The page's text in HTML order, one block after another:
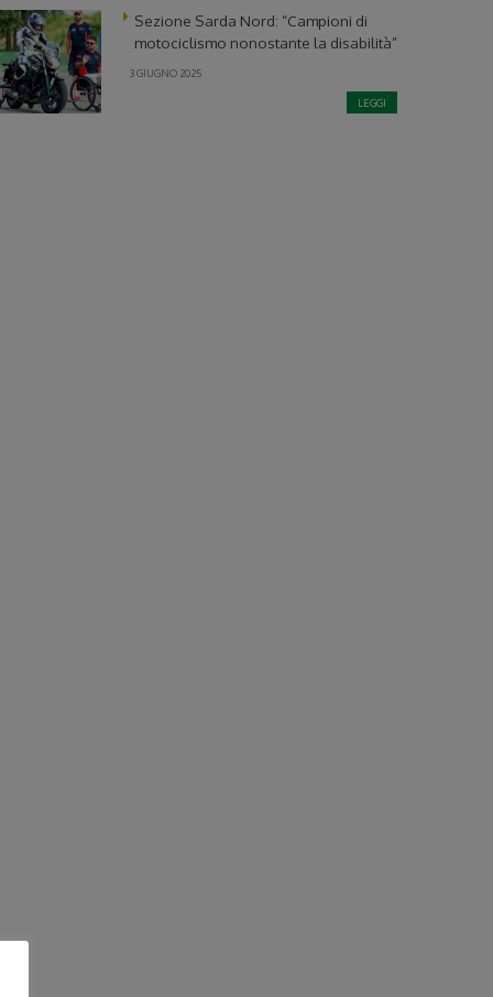
Sezione Sarda Nord: “Campioni di
motociclismo nonostante la disabilità”
LEGGI
3 GIUGNO 2025